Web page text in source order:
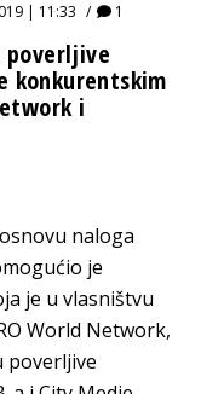
| 11:33 1
poverljive
konkurentskim
i
naloga
je
je u vlasništvu
World Network,
poverljive